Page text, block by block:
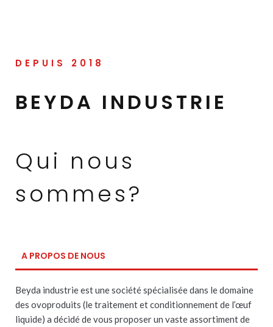
DEPUIS 2018
BEYDA INDUSTRIE
Qui nous
sommes?
A PROPOS DE NOUS
Beyda industrie est une société spécialisée dans le domaine
des ovoproduits (le traitement et conditionnement de l’œuf
liquide) a décidé de vous proposer un vaste assortiment de